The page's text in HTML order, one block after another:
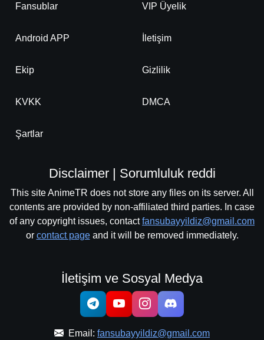
Fansublar VIP Üyelik
Android APP İletişim
Ekip Gizlilik
KVKK DMCA
Şartlar
Disclaimer | Sorumluluk reddi
This site AnimeTR does not store any files on its server. All
contents are provided by non-affiliated third parties. In case
of any copyright issues, contactfansubayyildiz@gmail.com
or contact pageand it will be removed immediately.
İletişim ve Sosyal Medya
Email: fansubayyildiz@gmail.com